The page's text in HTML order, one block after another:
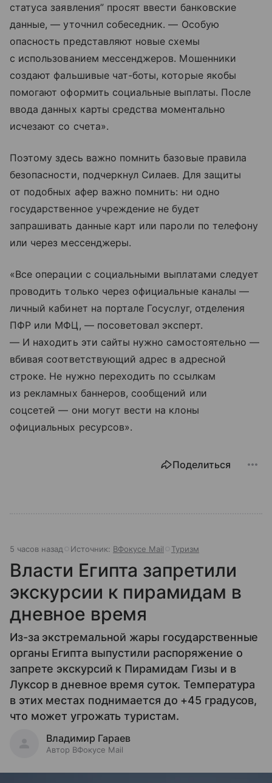
статуса заявления” просят ввести банковские
данные, — уточнил собеседник. — Особую
опасность представляют новые схемы
с использованием мессенджеров. Мошенники
создают фальшивые чат-боты, которые якобы
помогают оформить социальные выплаты. После
ввода данных карты средства моментально
исчезают со счета».
Поэтому здесь важно помнить базовые правила
безопасности, подчеркнул Силаев. Для защиты
от подобных афер важно помнить: ни одно
государственное учреждение не будет
запрашивать данные карт или пароли по телефону
или через мессенджеры.
«Все операции с социальными выплатами следует
проводить только через официальные каналы —
личный кабинет на портале Госуслуг, отделения
ПФР или МФЦ, — посоветовал эксперт.
— И находить эти сайты нужно самостоятельно —
вбивая соответствующий адрес в адресной
строке. Не нужно переходить по ссылкам
из рекламных баннеров, сообщений или
соцсетей — они могут вести на клоны
официальных ресурсов».
Поделиться
5 часов назад Источник: ВФокусе Mail Туризм
Власти Египта запретили
экскурсии к пирамидам в
дневное время
Из-за экстремальной жары государственные
органы Египта выпустили распоряжение о
запрете экскурсий к Пирамидам Гизы и в
Луксор в дневное время суток. Температура
в этих местах поднимается до +45 градусов,
что может угрожать туристам.
Владимир Гараев
Автор ВФокусе Mail